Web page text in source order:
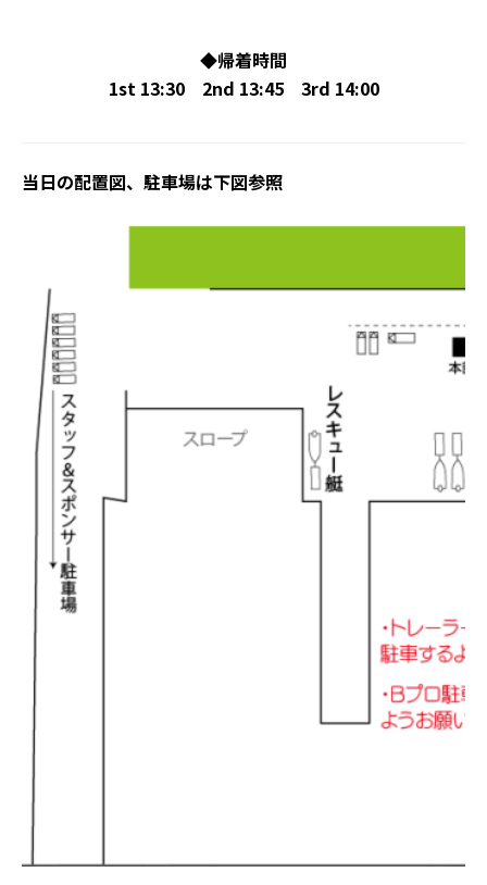
◆帰着時間
1st 13:302nd 13:45 3rd 14:00
当日の配置図、駐車場は下図参照